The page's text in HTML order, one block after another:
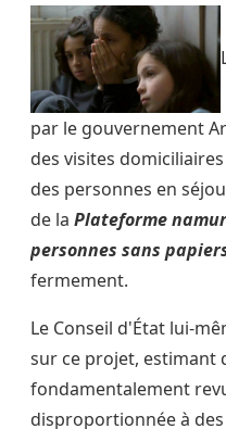
par le gouvernement
des visites
des personnes en
de la Plateforme
personnes sans
fermement.
Le Conseil d'État lui-
sur ce projet, estimant
fondamentalement
disproportionnée à